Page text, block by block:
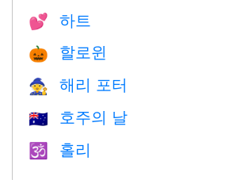
💕 하트
🎃 할로윈
🧙 해리 포터
🇦🇺 호주의 날
🕉 홀리